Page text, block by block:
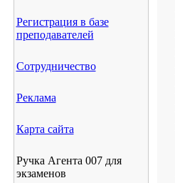
Регистрация в базе
преподавателей
Сотрудничество
Реклама
Карта сайта
Ручка Агента 007 для
экзаменов